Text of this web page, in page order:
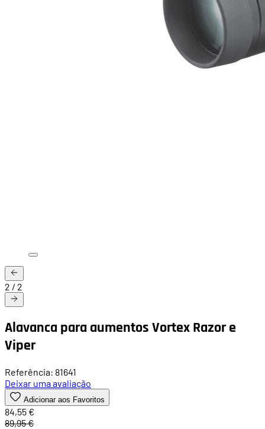
2 / 2
Alavanca para aumentos Vortex Razor e
Viper
Referência: 81641
Deixar uma avaliação
Adicionar aos Favoritos
84,55 €
89,95 €